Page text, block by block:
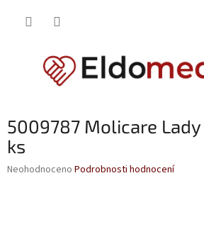
5009787 Molicare Lady
ks
Průměrné
Neohodnoceno Podrobnosti hodnocení